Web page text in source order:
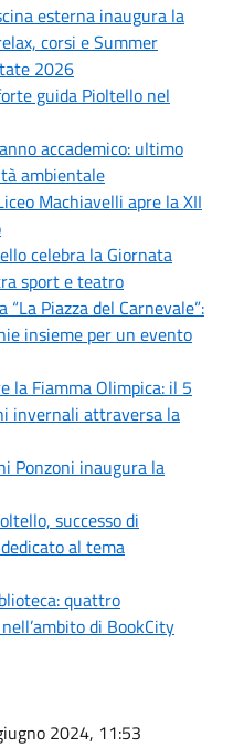
esterna inaugura la
corsi e Summer
2026
guida Pioltello nel
accademico: ultimo
ambientale
Machiavelli apre la XII
celebra la Giornata
sport e teatro
Piazza del Carnevale”:
insieme per un evento
la Fiamma Olimpica: il 5
invernali attraversa la
Ponzoni inaugura la
successo di
al tema
quattro
di BookCity
2024, 11:53